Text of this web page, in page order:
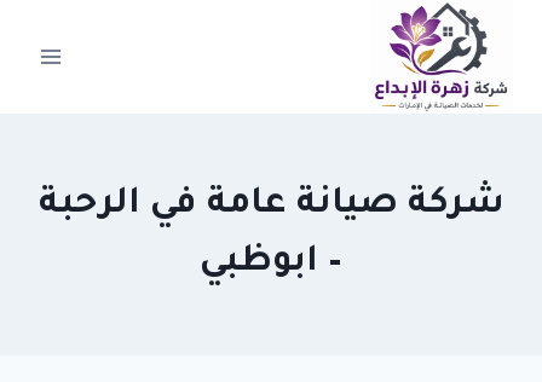
التجاوز
المحتوى
شركة صيانة عامة في الرحبة
– ابوظبي